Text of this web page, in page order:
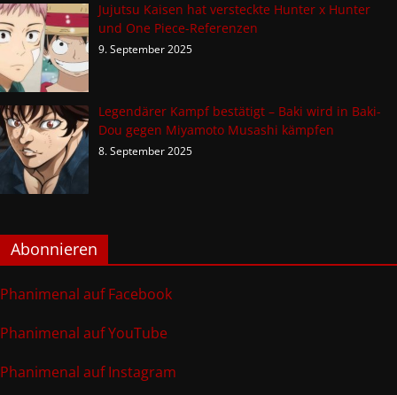
Jujutsu Kaisen hat versteckte Hunter x Hunter
und One Piece-Referenzen
9. September 2025
Legendärer Kampf bestätigt – Baki wird in Baki-
Dou gegen Miyamoto Musashi kämpfen
8. September 2025
Abonnieren
Phanimenal auf Facebook
Phanimenal auf YouTube
Phanimenal auf Instagram